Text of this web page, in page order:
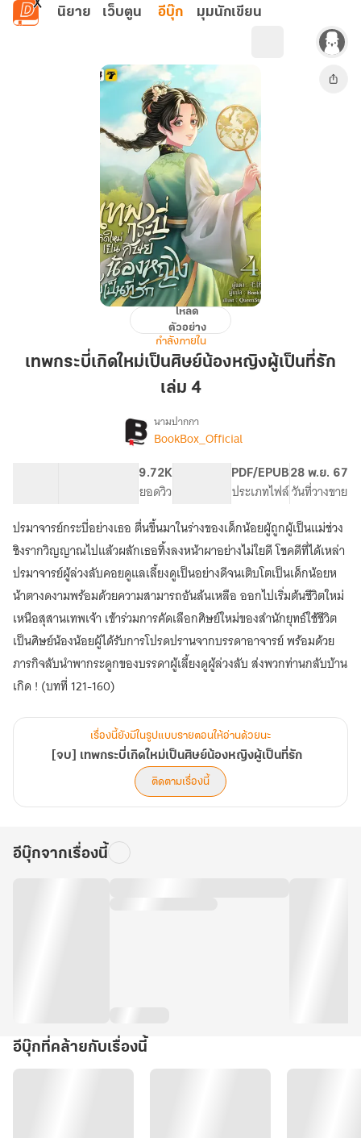
ข้ามไปยังเนื้อหาหลัก
นิยาย เว็บตูน อีบุ๊ก มุมนักเขียน
เกิด
เล่ม
4
โหลด
ตัวอย่าง
กำลังภายใน
เทพกระบี่เกิดใหม่เป็นศิษย์น้องหญิงผู้เป็นที่รัก
เล่ม 4
เรื่อง[จบ]
เป็น
ศิษย์
น้อง
หญิง
ผู้
เป็น
ที่รัก
นามปากกา
BookBox_Official
9.72K
ยอดวิว
PDF/EPUB
ประเภทไฟล์
28 พ.ย. 67
วันที่วางขาย
ปรมาจารย์กระบี่อย่างเธอ ตื่นขึ้นมาในร่างของเด็กน้อยผู้ถูกผู้เป็นแม่ช่วง
ชิงรากวิญญาณไปแล้วผลักเธอทิ้งลงหน้าผาอย่างไม่ใยดี โชคดีที่ได้เหล่า
ปรมาจารย์ผู้ล่วงลับคอยดูแลเลี้ยงดูเป็นอย่างดีจนเติบโตเป็นเด็กน้อยห
น้าตางดงามพร้อมด้วยความสามารถอันล้นเหลือ ออกไปเริ่มต้นชีวิตใหม่
เหนือสุสานเทพเจ้า เข้าร่วมการคัดเลือกศิษย์ใหม่ของสำนักยุทธ์ใช้ชีวิต
เป็นศิษย์น้องน้อยผู้ได้รับการโปรดปรานจากบรรดาอาจารย์ พร้อมด้วย
ภารกิจลับนำพากระดูกของบรรดาผู้เลี้ยงดูผู้ล่วงลับ ส่งพวกท่านกลับบ้าน
เกิด ! (บทที่ 121-160)
เรื่องนี้ยังมีในรูปแบบรายตอนให้อ่านด้วยนะ
[จบ] เทพกระบี่เกิดใหม่เป็นศิษย์น้องหญิงผู้เป็นที่รัก
ติดตามเรื่องนี้
อีบุ๊กจากเรื่องนี้
อีบุ๊กที่คล้ายกับเรื่องนี้